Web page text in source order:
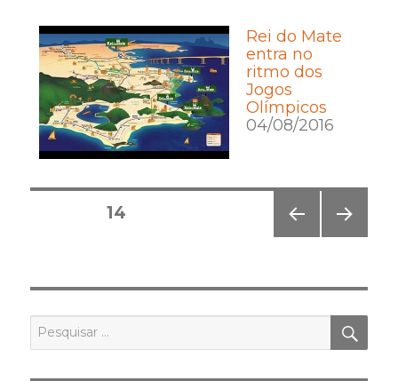
Rei do Mate
entra no
ritmo dos
Jogos
Olímpicos
04/08/2016
Posts
ERIO
R
PÁGINA14
NA
por: